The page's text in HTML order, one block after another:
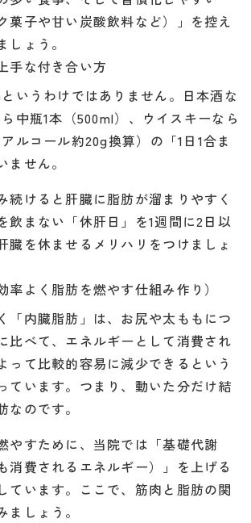
菓子や甘い炭酸飲料など）」を控え
しょう。
手な付き合い方
いうわけではありません。日本酒な
中瓶1本（500ml）、ウイスキーなら
ルコール約20g換算）の「1日1合ま
せん。
続けると肝臓に脂肪が溜まりやすく
飲まない「休肝日」を1週間に2日以
臓を休ませるメリハリをつけましょ
率よく脂肪を燃やす仕組み作り）
「内臓脂肪」は、お尻や太ももにつ
比べて、エネルギーとして消費され
って比較的容易に減少できるという
ています。つまり、動いた分だけ結
のです。
やすために、当院では「基礎代謝
消費されるエネルギー）」を上げる
ています。ここで、筋肉と脂肪の関
しょう。